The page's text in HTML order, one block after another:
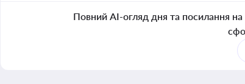
Повний AI-огляд дня та посилання на